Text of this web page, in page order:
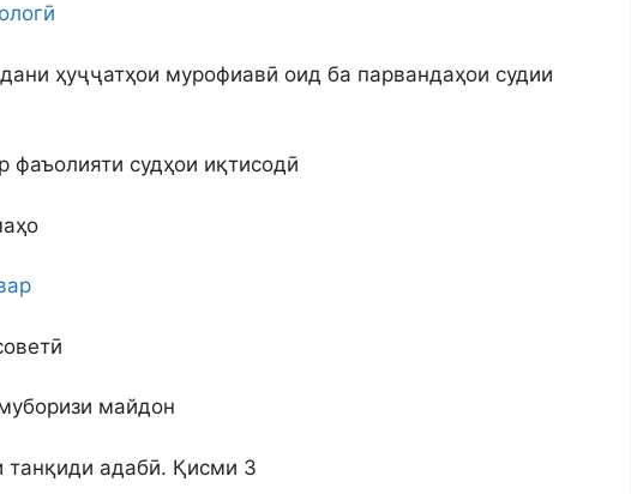
ҳуҷҷатҳои мурофиавӣ оид ба парвандаҳои судии
судҳои иқтисодӣ
майдон
танқиди адабӣ. Қисми 3